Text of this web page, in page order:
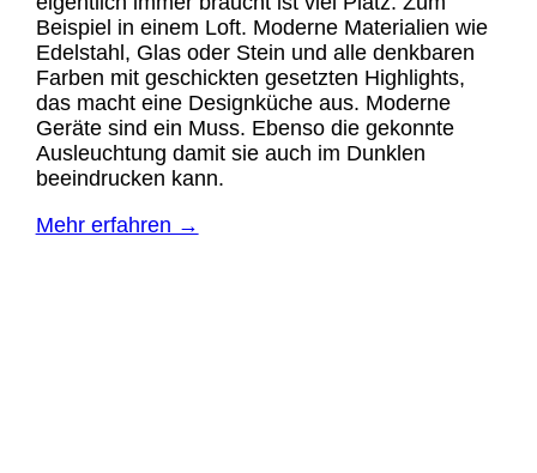
Beispiel in einem Loft. Moderne Materialien wie
Edelstahl, Glas oder Stein und alle denkbaren
Farben mit geschickten gesetzten Highlights,
das macht eine Designküche aus. Moderne
Geräte sind ein Muss. Ebenso die gekonnte
Ausleuchtung damit sie auch im Dunklen
beeindrucken kann.
Mehr erfahren →